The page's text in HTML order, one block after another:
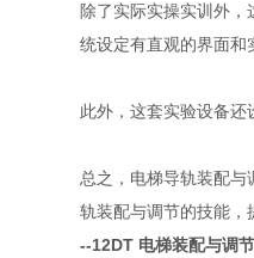
除了实际实操实训外
统设定有直观的界面和
此外，这套实验设备还
总之，电梯导轨装配
轨装配与调节的技能，
--12DT 电梯装配与调